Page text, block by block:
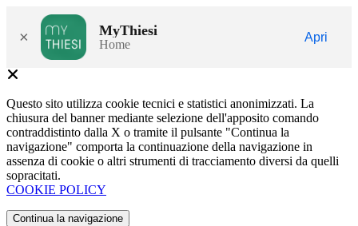
× MyThiesi
Home
Apri
Questo sito utilizza cookie tecnici e statistici anonimizzati. La
chiusura del banner mediante selezione dell'apposito comando
contraddistinto dalla X o tramite il pulsante "Continua la
navigazione" comporta la continuazione della navigazione in
assenza di cookie o altri strumenti di tracciamento diversi da quelli
sopracitati.
COOKIE POLICY
Continua la navigazione